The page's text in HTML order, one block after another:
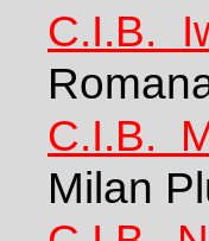
C.I.B.
C.I.B.
Milan